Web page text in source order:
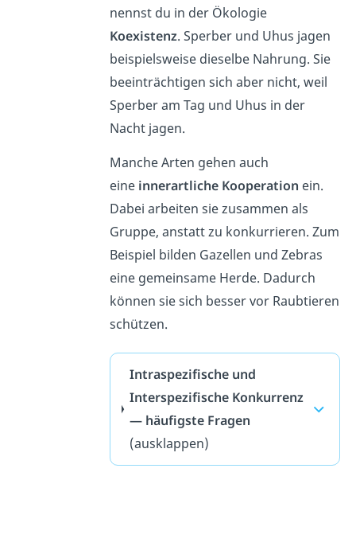
nennst du in der Ökologie
Koexistenz. Sperber und Uhus jagen
beispielsweise dieselbe Nahrung. Sie
beeinträchtigen sich aber nicht, weil
Sperber am Tag und Uhus in der
Nacht jagen.
Manche Arten gehen auch
eine innerartliche Kooperation ein.
Dabei arbeiten sie zusammen als
Gruppe, anstatt zu konkurrieren. Zum
Beispiel bilden Gazellen und Zebras
eine gemeinsame Herde. Dadurch
können sie sich besser vor Raubtieren
schützen.
Intraspezifische und
Interspezifische Konkurrenz
— häufigste Fragen
(ausklappen)